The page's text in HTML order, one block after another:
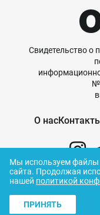
Свидетельство о
О нас
© ORDA,2026.
материалов
Мы используем файлы
сайта. Продолжая
нашей политикой
ПРИНЯТЬ